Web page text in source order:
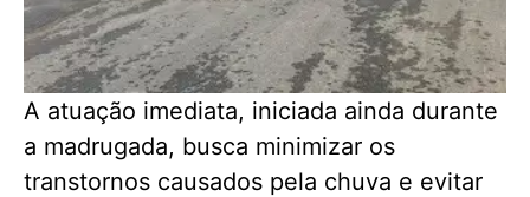
A atuação imediata, iniciada ainda durante
a madrugada, busca minimizar os
transtornos causados pela chuva e evitar